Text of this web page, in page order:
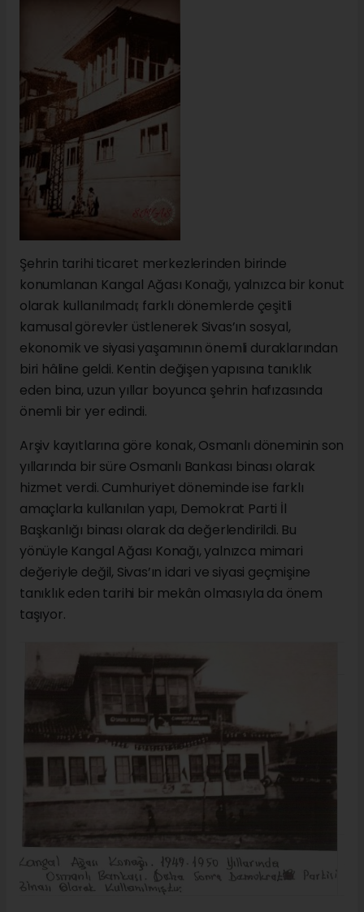
Şehrin tarihi ticaret merkezlerinden birinde
konumlanan Kangal Ağası Konağı, yalnızca bir konut
olarak kullanılmadı; farklı dönemlerde çeşitli
kamusal görevler üstlenerek Sivas’ın sosyal,
ekonomik ve siyasi yaşamının önemli duraklarından
biri hâline geldi. Kentin değişen yapısına tanıklık
eden bina, uzun yıllar boyunca şehrin hafızasında
önemli bir yer edindi.
Arşiv kayıtlarına göre konak, Osmanlı döneminin son
yıllarında bir süre Osmanlı Bankası binası olarak
hizmet verdi. Cumhuriyet döneminde ise farklı
amaçlarla kullanılan yapı, Demokrat Parti İl
Başkanlığı binası olarak da değerlendirildi. Bu
yönüyle Kangal Ağası Konağı, yalnızca mimari
değeriyle değil, Sivas’ın idari ve siyasi geçmişine
tanıklık eden tarihi bir mekân olmasıyla da önem
taşıyor.